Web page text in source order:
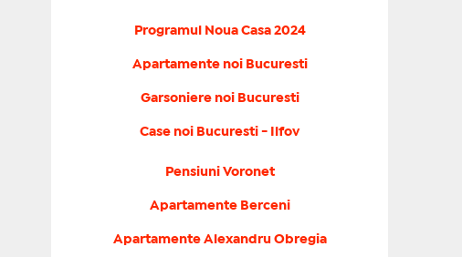
Programul Noua Casa 2024
Apartamente noi Bucuresti
Garsoniere noi Bucuresti
Case noi Bucuresti - Ilfov
Pensiuni Voronet
Apartamente Berceni
Apartamente Alexandru Obregia